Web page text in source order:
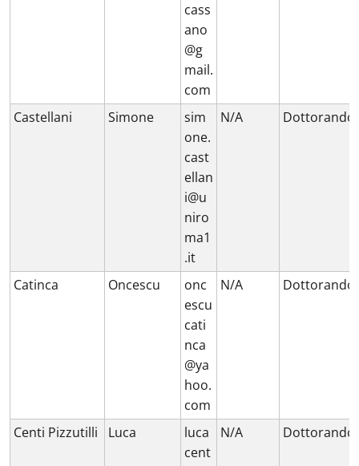
cass
ano
@g
mail.
com
Castellani Simone
sim
one.
cast
ellan
i@u
niro
ma1
.it
N/A Dottorando
Catinca Oncescu
onc
escu
cati
nca
@ya
hoo.
com
N/A Dottorando
Centi Pizzutilli Luca
luca
cent
N/A Dottorando